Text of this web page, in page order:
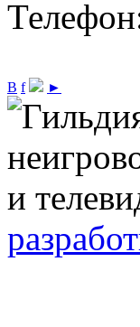
В f ►